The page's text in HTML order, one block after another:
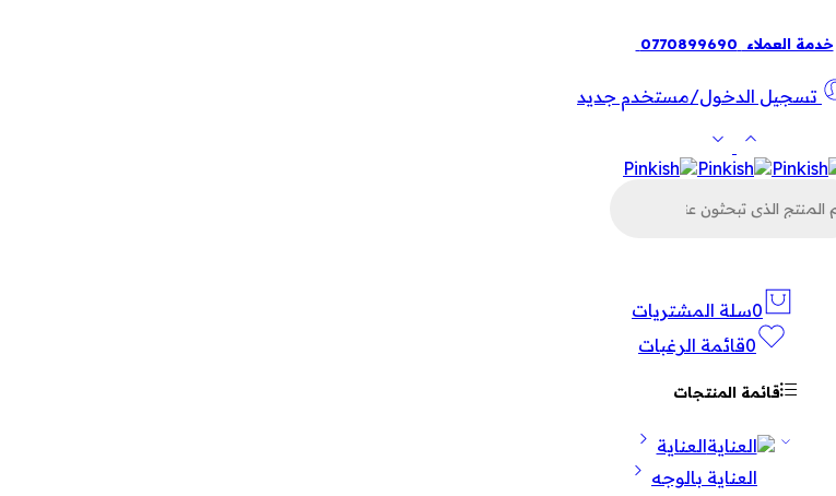
خدمة العملاء 0770899690
تسجيل الدخول/مستخدم جديد
0سلة المشتريات
0قائمة الرغبات
قائمة المنتجات
العناية
العناية بالوجه